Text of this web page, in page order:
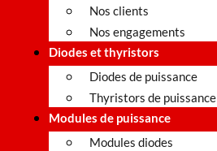
Nos clients
Nos engagements
Diodes et thyristors
Diodes de puissance
Thyristors de puissance
Modules de puissance
Modules diodes